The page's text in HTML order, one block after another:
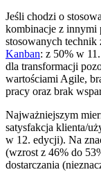
Jeśli chodzi o
kombinacje z innymi
stosowanych technik
Kanban: z 50% w
dla transformacji
wartościami Agile,
pracy oraz brak
Najważniejszym
satysfakcja klienta/
w 12. edycji). Na
(wzrost z 46% do
dostarczania